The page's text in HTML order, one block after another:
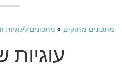
מתכונים מתוקים » מתכונים לעוגיות
עוגיות